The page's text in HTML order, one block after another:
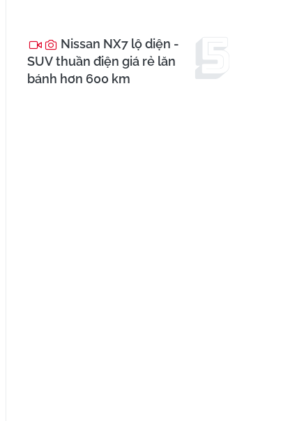
Nissan NX7 lộ diện -
SUV thuần điện giá rẻ lăn
bánh hơn 600 km